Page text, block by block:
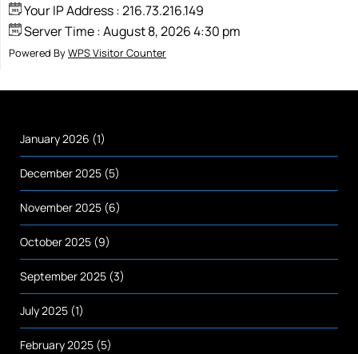
Your IP Address : 216.73.216.149
Server Time : August 8, 2026 4:30 pm
Powered ByWPS Visitor Counter
January 2026 (1)
December 2025 (5)
November 2025 (6)
October 2025 (9)
September 2025 (3)
July 2025 (1)
February 2025 (5)